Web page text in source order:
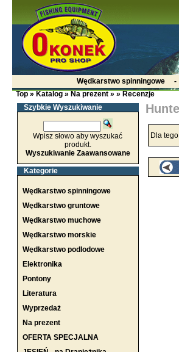
Wędkarstwo spinningowe
Top» Katalog» Na prezent» » Recenzje
Szybkie Wyszukiwanie
Wpisz słowo aby wyszukać
produkt.
Wyszukiwanie Zaawansowane
Kategorie
Wędkarstwo spinningowe
Wędkarstwo gruntowe
Wędkarstwo muchowe
Wędkarstwo morskie
Wędkarstwo podlodowe
Elektronika
Pontony
Literatura
Wyprzedaż
Na prezent
OFERTA SPECJALNA
Dla